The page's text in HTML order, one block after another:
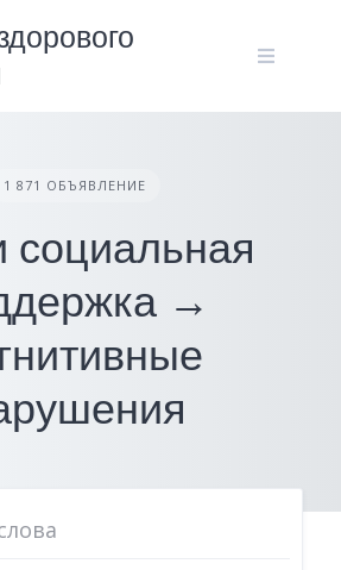
1 871 ОБЪЯВЛЕНИЕ
социальная
→